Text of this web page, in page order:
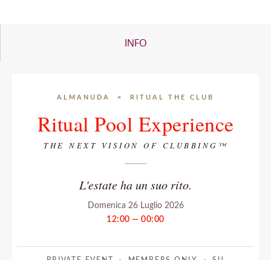
INFO
ALMANUDA × RITUAL THE CLUB
Ritual Pool Experience
THE NEXT VISION OF CLUBBING™
L'estate ha un suo rito.
Domenica 26 Luglio 2026
12:00 — 00:00